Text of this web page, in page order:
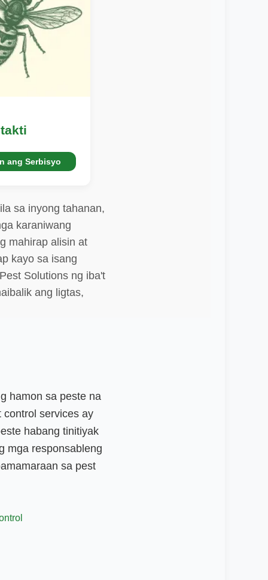
ang Serbisyo
sa inyong tahanan,
karaniwang
mahirap alisin at
kayo sa isang
Solutions ng iba't
ang ligtas,
hamon sa peste na
control services ay
habang tinitiyak
mga responsableng
sa pest